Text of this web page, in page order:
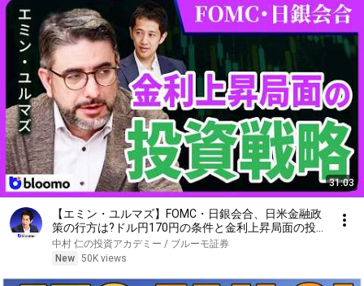
31:03
【エミン・ユルマズ】FOMC・日銀会合、日米金融政
策の行方は?ドル円170円の条件と金利上昇局面の投
資戦略
中村 仁の投資アカデミー / ブルーモ証券
New 50K views